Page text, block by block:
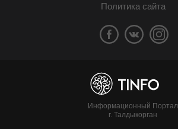
Политика сайта
Информационный Портал
г. Талдыкорган